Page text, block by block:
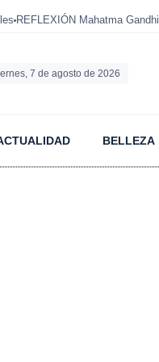
REFLEXIÓN Mahatma Gandhi
7 de agosto de 2026
BELLEZA